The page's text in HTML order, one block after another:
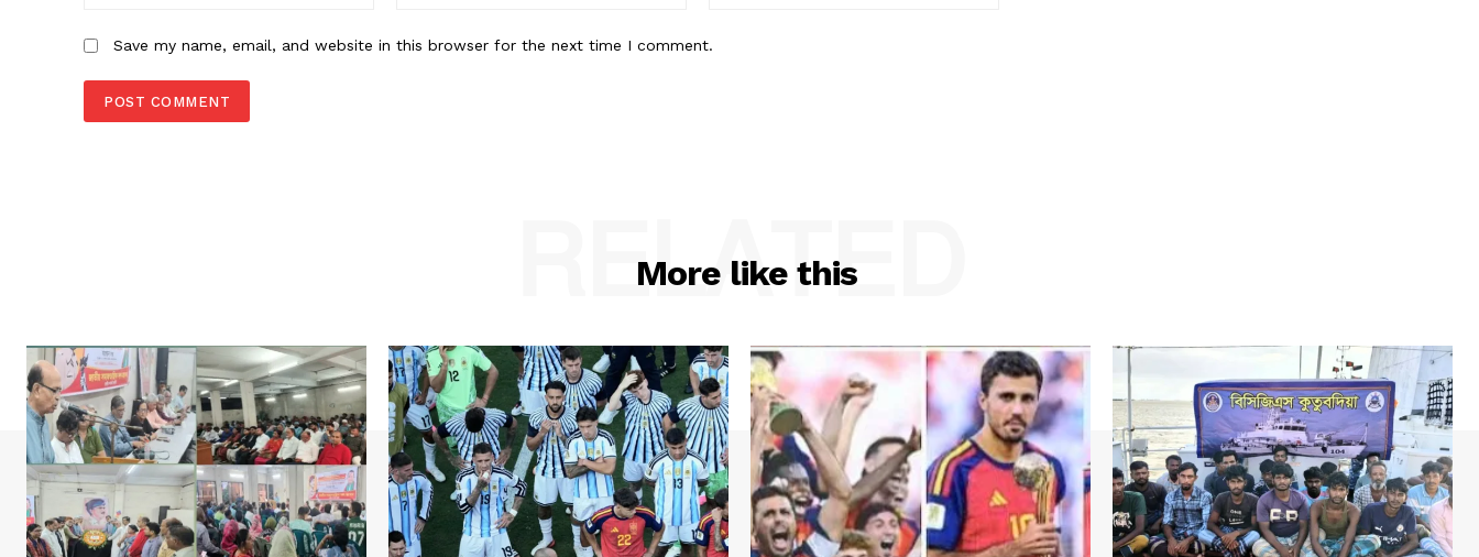
Save my name, email, and website in this browser for the next time I comment.
More like this
RELATED